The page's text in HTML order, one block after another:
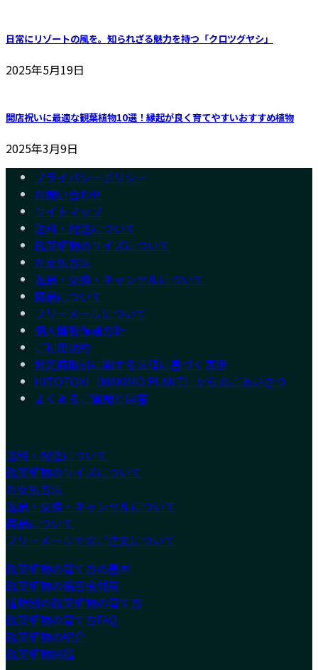
日常にリゾートの風を。知られざる魅力を持つ「クロツグヤシ」
2025年5月19日
開店祝いに最適な観葉植物10選！縁起が良く育てやすいおすすめ植物
2025年3月9日
プライバシーポリシー
お問い合わせ
サイトマップ
送料・配送について
観葉植物のサイズについて
お支払方法
返品・交換・キャンセルについて
商品について
フリーメールについて
個人情報保護方針
ご利用規約
特定商取引に関する法律に基づく表示
HITOTOKI（MAKIMO PLANT）からのごあいさつ
よくあるご質問と回答
送料・配送について
観葉植物のサイズについて
お支払方法
返品・交換・キャンセルについて
商品について
フリーメールでのご注文について
観葉植物の育て方の基本
観葉植物の病害虫対策
種類別の観葉植物の育て方
観葉植物の育て方FAQ
観葉植物の紹介
観葉植物図鑑